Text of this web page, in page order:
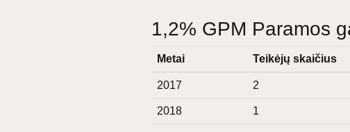
1,2% GPM Paramos
Metai Teikėjų skaičius
2017 2
2018 1